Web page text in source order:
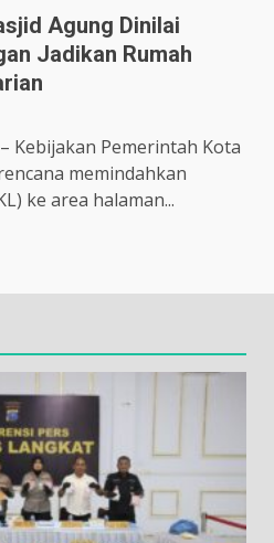
Agung Dinilai
Jadikan Rumah
Kebijakan Pemerintah Kota
memindahkan
ke area halaman...